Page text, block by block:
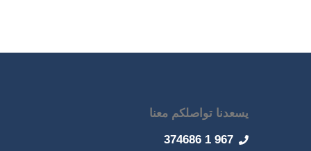
يسعدنا تواصلكم معنا
967 1 374686